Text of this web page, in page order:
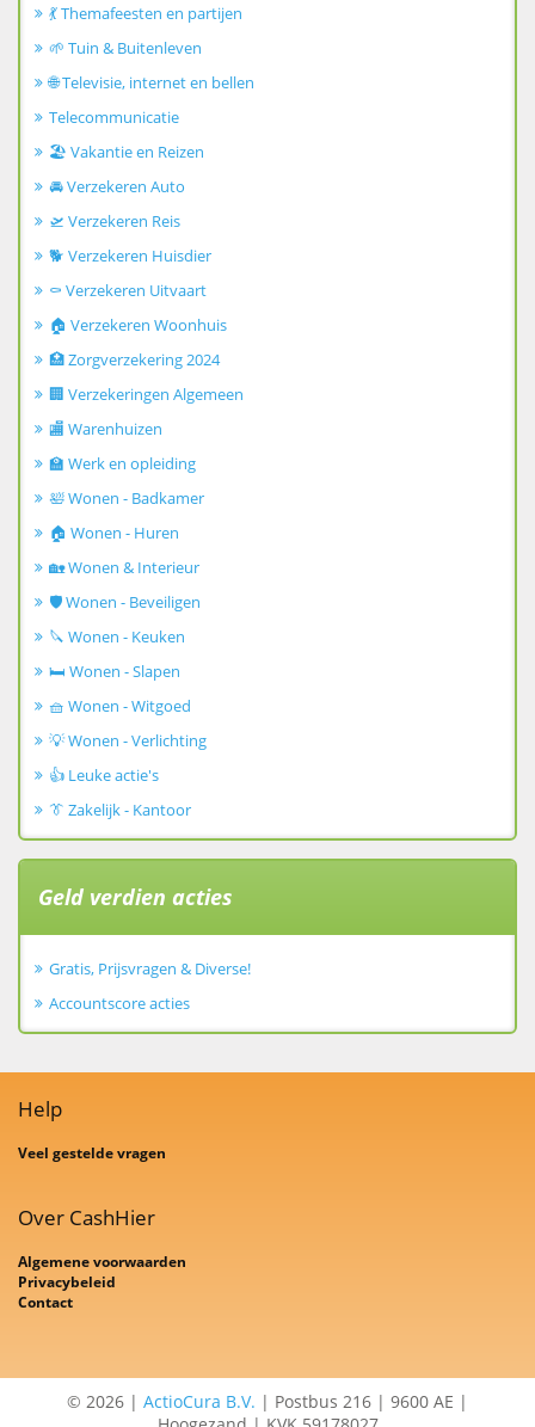
💃 Themafeesten en partijen
🌱 Tuin & Buitenleven
🌐 Televisie, internet en bellen
Telecommunicatie
🏖️ Vakantie en Reizen
🚘 Verzekeren Auto
🛫 Verzekeren Reis
🐕 Verzekeren Huisdier
⚰️ Verzekeren Uitvaart
🏠 Verzekeren Woonhuis
🏥 Zorgverzekering 2024
🏢 Verzekeringen Algemeen
🏬 Warenhuizen
🏫 Werk en opleiding
🛀 Wonen - Badkamer
🏠 Wonen - Huren
🏡 Wonen & Interieur
🛡️ Wonen - Beveiligen
🔪 Wonen - Keuken
🛏️ Wonen - Slapen
🧺 Wonen - Witgoed
💡 Wonen - Verlichting
👍 Leuke actie's
👔 Zakelijk - Kantoor
Geld verdien acties
Gratis, Prijsvragen & Diverse!
Accountscore acties
Help
Veel gestelde vragen
Over CashHier
Algemene voorwaarden
Privacybeleid
Contact
© 2026 | ActioCura B.V. | Postbus 216 | 9600 AE |